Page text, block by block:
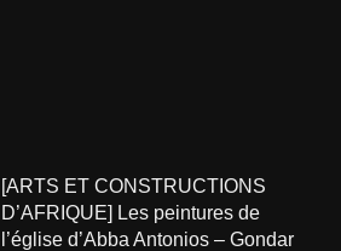
[ARTS ET CONSTRUCTIONS
D’AFRIQUE] Les peintures de
l’église d’Abba Antonios – Gondar